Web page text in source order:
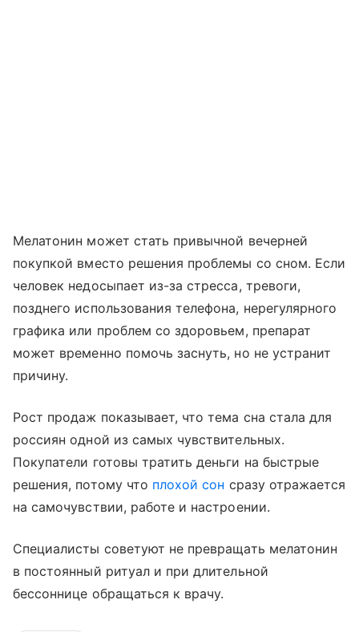
Мелатонин может стать привычной вечерней
покупкой вместо решения проблемы со сном. Если
человек недосыпает из-за стресса, тревоги,
позднего использования телефона, нерегулярного
графика или проблем со здоровьем, препарат
может временно помочь заснуть, но не устранит
причину.
Рост продаж показывает, что тема сна стала для
россиян одной из самых чувствительных.
Покупатели готовы тратить деньги на быстрые
решения, потому что плохой сон сразу отражается
на самочувствии, работе и настроении.
Специалисты советуют не превращать мелатонин
в постоянный ритуал и при длительной
бессоннице обращаться к врачу.